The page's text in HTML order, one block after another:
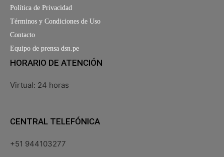
Política de Privacidad
Términos y Condiciones de Uso
Contacto
Equipo de prensa dsn.pe
HORARIO DE ATENCIÓN
Virtual: 24 horas
CENTRAL TELEFÓNICA
+51 944103277